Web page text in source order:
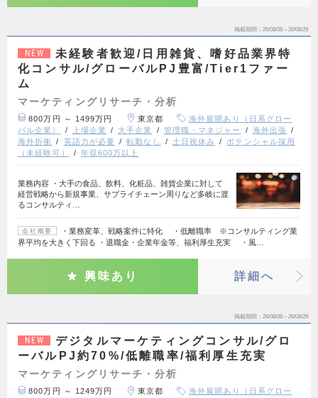
掲載期間 26/08/08～26/08/29
NEW
未経験者歓迎/日用雑貨、嗜好品業界特
化コンサル/グローバルPJ豊富/Tier1ファー
ム
マーケティングリサーチ・分析
800万円 ～ 1499万円 東京都
海外展開あり（日系グロー
バル企業）
上場企業 大手企業 管理職・マネジャー
海外出張
海外折衝
英語力が必要 転勤なし 土日祝休み
ポテンシャル採用
（未経験可）
年収600万以上
業務内容 ・大手の食品、飲料、化粧品、雑貨企業に対して
経営戦略から新規事業、サプライチェーン周りなど多岐に渡
るコンサルティ…
会社概要
・業務変革、戦略案件に特化 ・低離職率 ※コンサルティング業
界平均を大きく下回る ・退職金・企業年金等、福利厚生充実 ・風…
興味あり 詳細へ
掲載期間 26/08/08～26/08/29
NEW
デジタルマーケティングコンサル/グロ
ーバルPJ約70%/低離職率/福利厚生充実
マーケティングリサーチ・分析
800万円 ～ 1249万円 東京都
海外展開あり（日系グロー